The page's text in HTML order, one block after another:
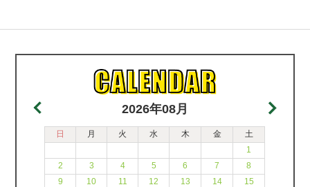
2026年08月
日 月 火 水 木 金
土
1
2
3 4 5 6 7
8
9
10 11 12 13 14
15